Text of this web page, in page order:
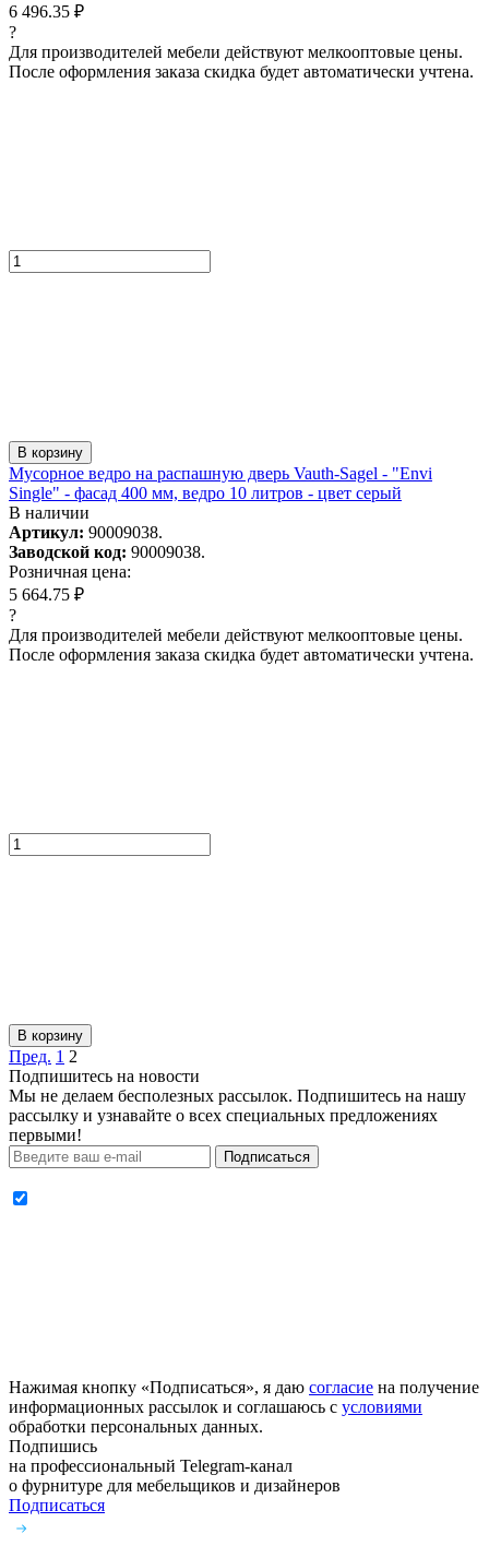
6 496.35 ₽
?
Для производителей мебели действуют мелкооптовые цены.
После оформления заказа скидка будет автоматически учтена.
В корзину
Мусорное ведро на распашную дверь Vauth-Sagel - "Envi
Single" - фасад 400 мм, ведро 10 литров - цвет серый
В наличии
Артикул: 90009038.
Заводской код: 90009038.
Розничная цена:
5 664.75 ₽
?
Для производителей мебели действуют мелкооптовые цены.
После оформления заказа скидка будет автоматически учтена.
В корзину
Пред. 1 2
Подпишитесь на новости
Мы не делаем бесполезных рассылок. Подпишитесь на нашу
рассылку и узнавайте о всех специальных предложениях
первыми!
Подписаться
Нажимая кнопку «Подписаться», я даю согласие на получение
информационных рассылок и соглашаюсь с условиями
обработки персональных данных.
Подпишись
на профессиональный Telegram-канал
о фурнитуре для мебельщиков и дизайнеров
Подписаться